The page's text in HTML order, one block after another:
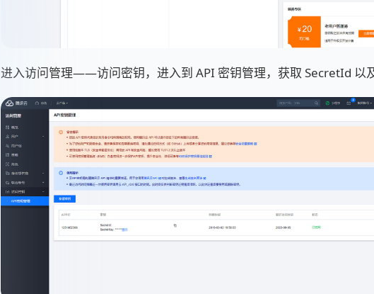
进入访问管理——访问密钥，进入到 API 密钥管理，获取 SecretId 以